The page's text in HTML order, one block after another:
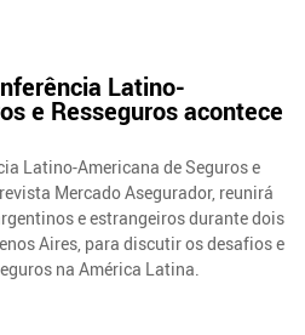
Latino-
e Resseguros acontece
Latino-Americana de Seguros e
Mercado Asegurador, reunirá
e estrangeiros durante dois
Aires, para discutir os desafios e
na América Latina.